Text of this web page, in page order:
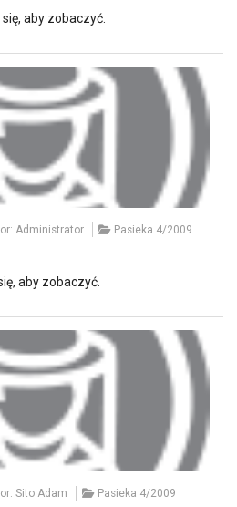
aby zobaczyć.
Administrator Pasieka 4/2009
aby zobaczyć.
Sito Adam Pasieka 4/2009